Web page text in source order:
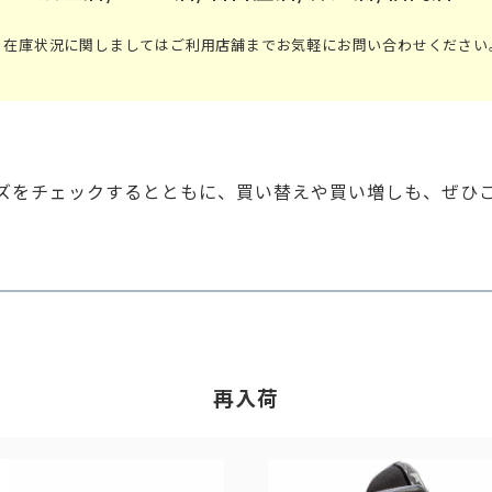
庫状況に関しましてはご利用店舗までお気軽にお問い合わせください
をチェックするとともに、買い替えや買い増しも、ぜひ
再入荷